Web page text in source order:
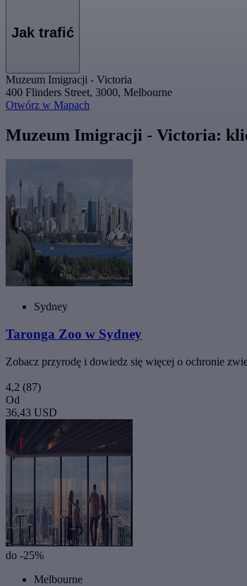
Jak trafić
Muzeum Imigracji - Victoria
400 Flinders Street, 3000, Melbourne
Otwórz w Mapach
Muzeum Imigracji - Victoria:
Sydney
Taronga Zoo w Sydney
Zobacz przyrodę i dowiedz się więcej o ochronie
4,2 (87)
Od
36,43 USD
do -25%
Melbourne